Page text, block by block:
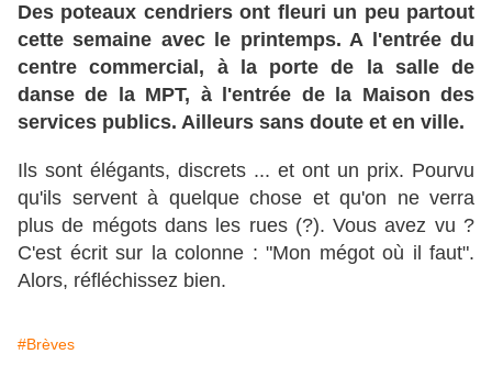
Des poteaux cendriers ont fleuri un peu partout
cette semaine avec le printemps. A l'entrée du
centre commercial, à la porte de la salle de
danse de la MPT, à l'entrée de la Maison des
services publics. Ailleurs sans doute et en ville.
Ils sont élégants, discrets ... et ont un prix. Pourvu
qu'ils servent à quelque chose et qu'on ne verra
plus de mégots dans les rues (?). Vous avez vu ?
C'est écrit sur la colonne : "Mon mégot où il faut".
Alors, réfléchissez bien.
#Brèves